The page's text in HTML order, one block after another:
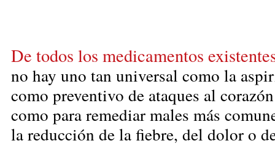
De todos los medicamentos
no hay uno tan universal como la
como preventivo de ataques al
como para remediar males más
la reducción de la fiebre, del dolor o